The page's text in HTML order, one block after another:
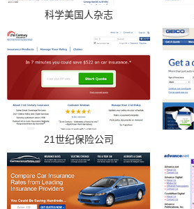
科学美国人杂志
21世纪保险公司